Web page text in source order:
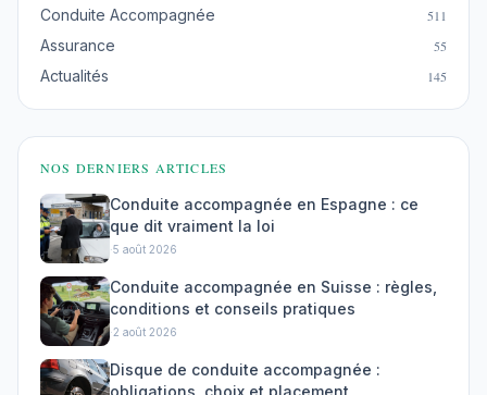
Conduite Accompagnée 511
Assurance 55
Actualités 145
NOS DERNIERS ARTICLES
Conduite accompagnée en Espagne : ce
que dit vraiment la loi
·5 août 2026
Conduite accompagnée en Suisse : règles,
conditions et conseils pratiques
·2 août 2026
Disque de conduite accompagnée :